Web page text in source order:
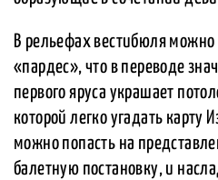
В рельефах вестибюля можно
«пардес», что в переводе
первого яруса украшает
которой легко угадать карту
можно попасть на
балетную постановку, и